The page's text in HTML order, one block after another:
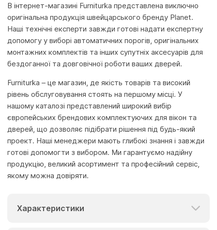
В інтернет-магазині Furniturka представлена виключно
оригінальна продукція швейцарського бренду Planet.
Наші технічні експерти завжди готові надати експертну
допомогу у виборі автоматичних порогів, оригінальних
монтажних комплектів та інших супутніх аксесуарів для
бездоганної та довговічної роботи ваших дверей.
Furniturka – це магазин, де якість товарів та високий
рівень обслуговування стоять на першому місці. У
нашому каталозі представлений широкий вибір
європейських брендових комплектуючих для вікон та
дверей, що дозволяє підібрати рішення під будь-який
проект. Наші менеджери мають глибокі знання і завжди
готові допомогти з вибором. Ми гарантуємо надійну
продукцію, великий асортимент та професійний сервіс,
якому можна довіряти.
Характеристики